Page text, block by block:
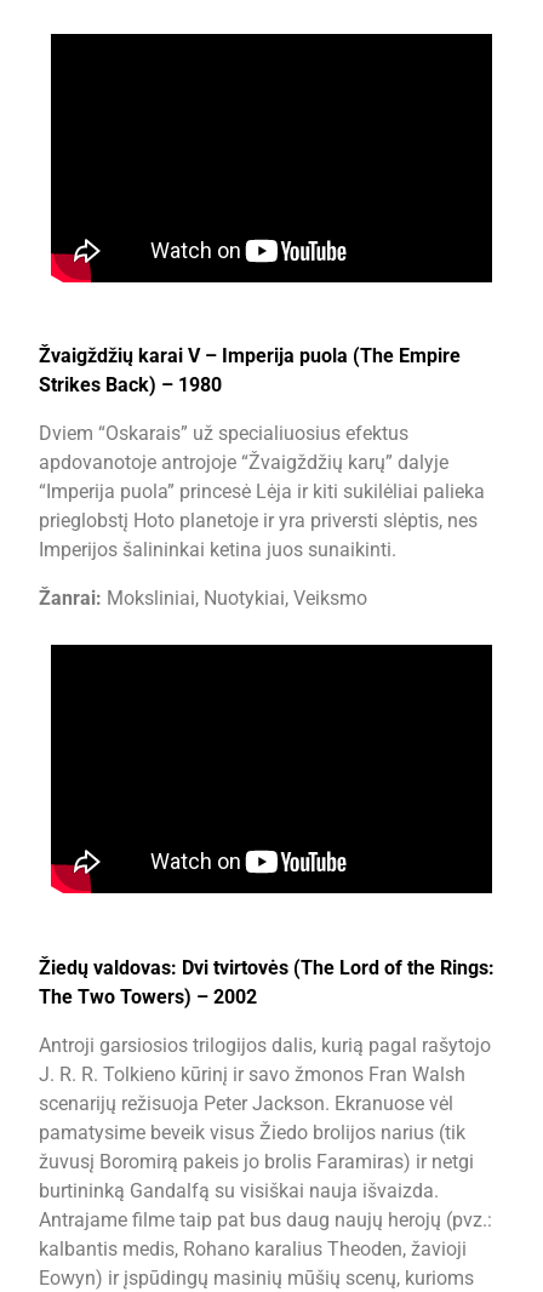
Žvaigždžių karai V – Imperija puola (The Empire
Strikes Back) – 1980
Dviem “Oskarais” už specialiuosius efektus
apdovanotoje antrojoje “Žvaigždžių karų” dalyje
“Imperija puola” princesė Lėja ir kiti sukilėliai palieka
prieglobstį Hoto planetoje ir yra priversti slėptis, nes
Imperijos šalininkai ketina juos sunaikinti.
Žanrai: Moksliniai, Nuotykiai, Veiksmo
Žiedų valdovas: Dvi tvirtovės (The Lord of the Rings:
The Two Towers) – 2002
Antroji garsiosios trilogijos dalis, kurią pagal rašytojo
J. R. R. Tolkieno kūrinį ir savo žmonos Fran Walsh
scenarijų režisuoja Peter Jackson. Ekranuose vėl
pamatysime beveik visus Žiedo brolijos narius (tik
žuvusį Boromirą pakeis jo brolis Faramiras) ir netgi
burtininką Gandalfą su visiškai nauja išvaizda.
Antrajame filme taip pat bus daug naujų herojų (pvz.:
kalbantis medis, Rohano karalius Theoden, žavioji
Eowyn) ir įspūdingų masinių mūšių scenų, kurioms